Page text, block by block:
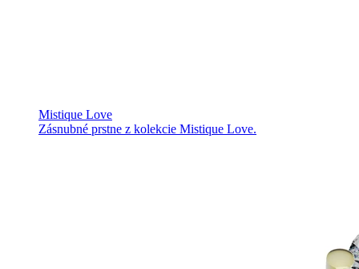
Mistique Love
Zásnubné prstne z kolekcie Mistique Love.